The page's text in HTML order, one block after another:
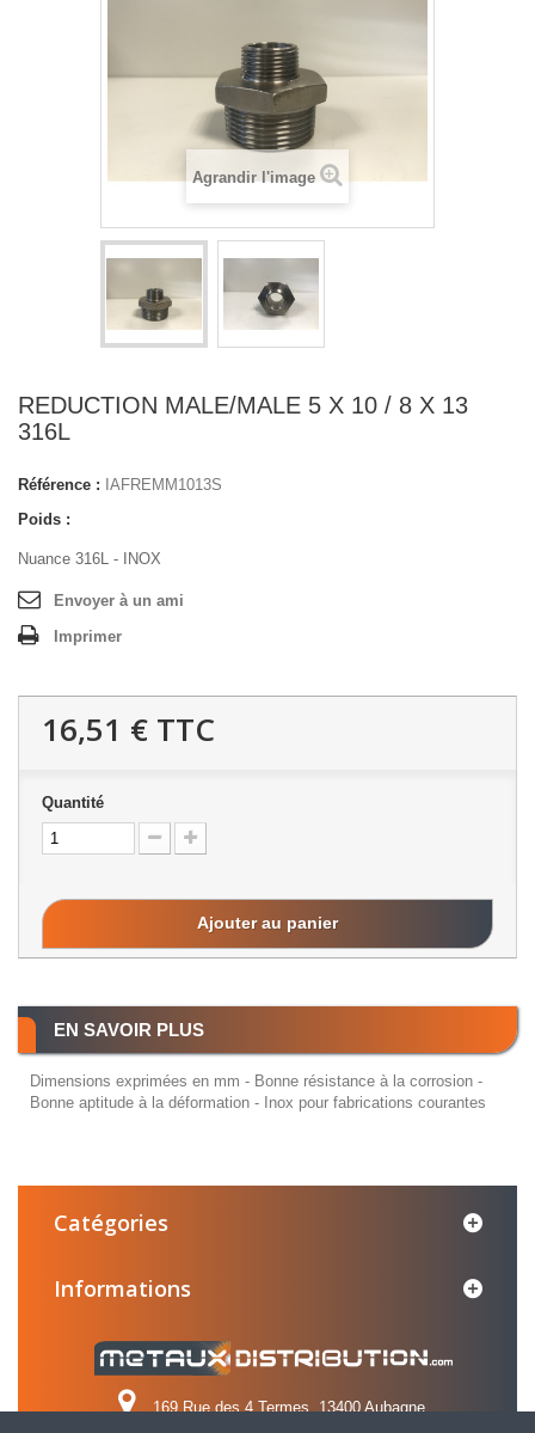
Agrandir l'image
REDUCTION MALE/MALE 5 X 10 / 8 X 13
316L
Référence : IAFREMM1013S
Poids :
Nuance 316L - INOX
Envoyer à un ami
Imprimer
16,51 € TTC
Quantité
Ajouter au panier
EN SAVOIR PLUS
Dimensions exprimées en mm - Bonne résistance à la corrosion -
Bonne aptitude à la déformation - Inox pour fabrications courantes
Catégories
Informations
169 Rue des 4 Termes, 13400 Aubagne